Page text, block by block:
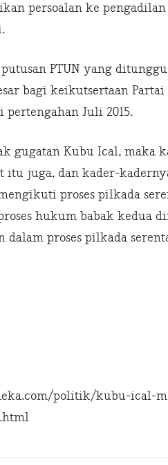
persoalan ke
PTUN yang
bagi keikutsertaan
Juli 2015.
gugatan Kubu Ical, maka
itu juga, dan kader-
proses pilkada
hukum babak kedua
dalam proses pilkada
politik/kubu-ical-